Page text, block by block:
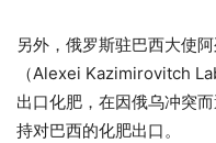
另外，俄罗斯驻巴西大使
（Alexei Kazimirovitch
出口化肥，在因俄乌冲突
持对巴西的化肥出口。